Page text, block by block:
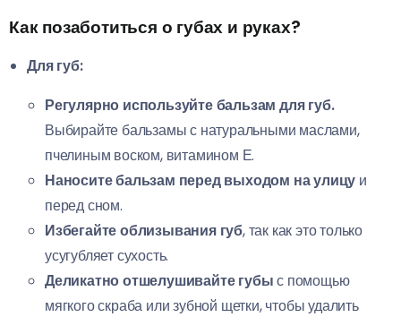
Как позаботиться о губах и руках?
Для губ:
Регулярно используйте бальзам для губ.
Выбирайте бальзамы с натуральными маслами,
пчелиным воском, витамином Е.
Наносите бальзам перед выходом на улицу и
перед сном.
Избегайте облизывания губ, так как это только
усугубляет сухость.
Деликатно отшелушивайте губыс помощью
мягкого скраба или зубной щетки, чтобы удалить